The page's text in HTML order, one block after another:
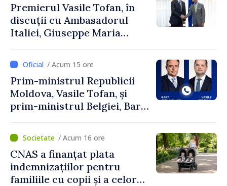
Premierul Vasile Tofan, în
discuții cu Ambasadorul
Italiei, Giuseppe Maria
/ Acum 15 ore
Prim-ministrul Republicii
Moldova, Vasile Tofan, și
prim-ministrul Belgiei, Bart
despre parcursul european
al Republicii Moldova.
/ Acum 16 ore
CNAS a finanțat plata
indemnizațiilor pentru
familiile cu copii și a celor